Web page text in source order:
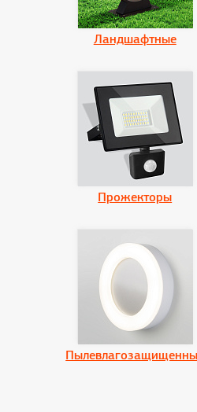
Ландшафтные
Прожекторы